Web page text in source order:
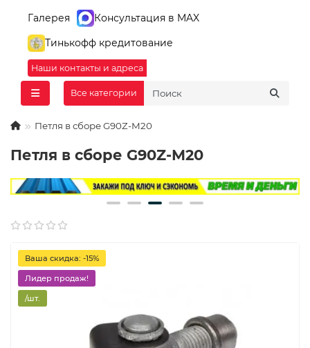
Галерея
Консультация в MAX
Тинькофф кредитование
Наши контакты и адреса
Все категории
Петля в сборе G90Z-M20
Петля в сборе G90Z-M20
Ваша скидка: -15%
Лидер продаж!
/шт.